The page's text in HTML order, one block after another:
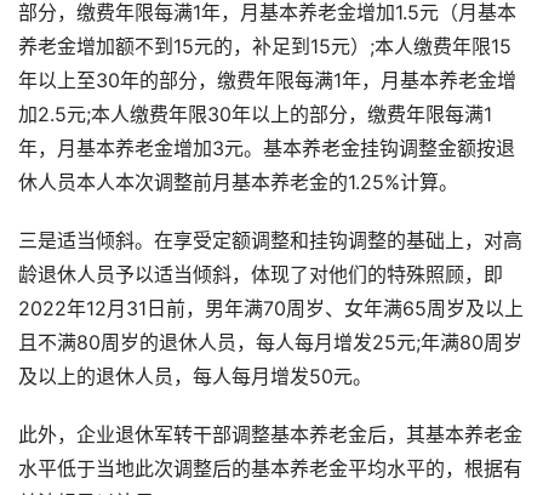
部分，缴费年限每满1年，月基本养老金增加1.5元（月基本
养老金增加额不到15元的，补足到15元）;本人缴费年限15
年以上至30年的部分，缴费年限每满1年，月基本养老金增
加2.5元;本人缴费年限30年以上的部分，缴费年限每满1
年，月基本养老金增加3元。基本养老金挂钩调整金额按退
休人员本人本次调整前月基本养老金的1.25%计算。
三是适当倾斜。在享受定额调整和挂钩调整的基础上，对高
龄退休人员予以适当倾斜，体现了对他们的特殊照顾，即
2022年12月31日前，男年满70周岁、女年满65周岁及以上
且不满80周岁的退休人员，每人每月增发25元;年满80周岁
及以上的退休人员，每人每月增发50元。
此外，企业退休军转干部调整基本养老金后，其基本养老金
水平低于当地此次调整后的基本养老金平均水平的，根据有